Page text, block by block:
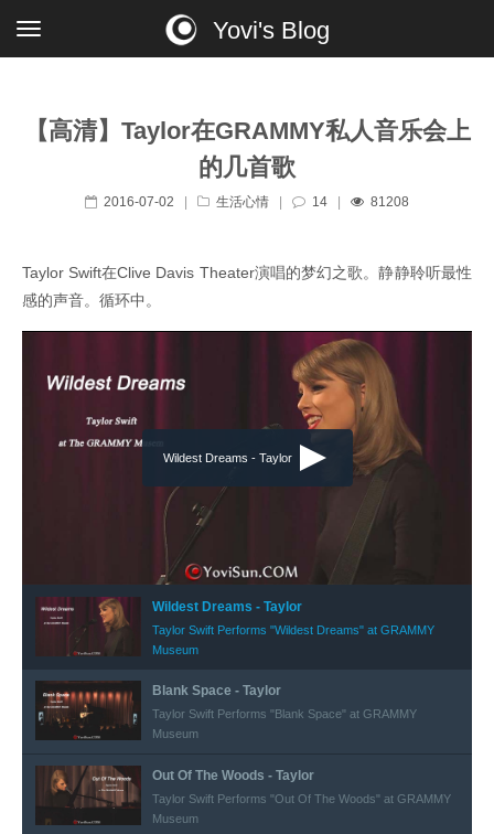
Yovi's Blog
【高清】Taylor在GRAMMY私人音乐会上
的几首歌
2016-07-02 生活心情 14 81208
Taylor Swift在Clive Davis Theater演唱的梦幻之歌。静静聆听最性
感的声音。循环中。
Wildest Dreams - Taylor
Wildest Dreams - Taylor
Taylor Swift Performs "Wildest Dreams" at GRAMMY
Museum
Blank Space - Taylor
Taylor Swift Performs "Blank Space" at GRAMMY
Museum
Out Of The Woods - Taylor
Taylor Swift Performs "Out Of The Woods" at GRAMMY
Museum